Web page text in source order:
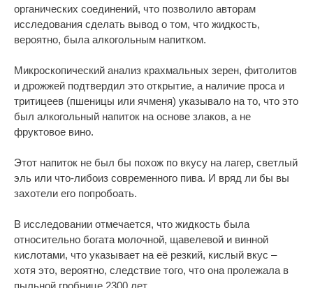
органических соединений, что позволило авторам
исследования сделать вывод о том, что жидкость,
вероятно, была алкогольным напитком.
Микроскопический анализ крахмальных зерен, фитолитов
и дрожжей подтвердил это открытие, а наличие проса и
тритицеев (пшеницы или ячменя) указывало на то, что это
был алкогольный напиток на основе злаков, а не
фруктовое вино.
Этот напиток не был бы похож по вкусу на лагер, светлый
эль или что-либоиз современного пива. И вряд ли бы вы
захотели его попробоать.
В исследовании отмечается, что жидкость была
относительно богата молочной, щавелевой и винной
кислотами, что указывает на её резкий, кислый вкус –
хотя это, вероятно, следствие того, что она пролежала в
пыльной гробнице 2300 лет.